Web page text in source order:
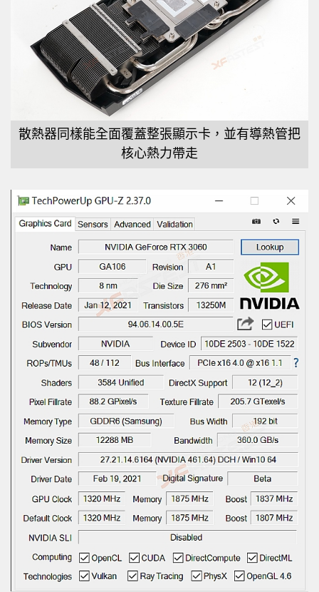
散熱器同樣能全面覆蓋整張顯示卡，並有導熱管把
核心熱力帶走